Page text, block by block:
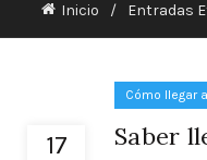
Inicio Entradas
17
Cómo llegar
Saber